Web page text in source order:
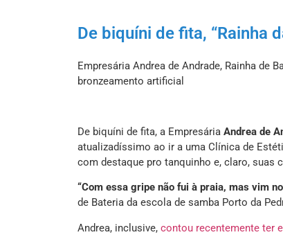
De biquíni de fita, “Rainha
Empresária Andrea de Andrade, Rainha de
bronzeamento artificial
De biquíni de fita, a Empresária Andrea de
atualizadíssimo ao ir a uma Clínica de
com destaque pro tanquinho e, claro, suas
“Com essa gripe não fui à praia, mas vim
de Bateria da escola de samba Porto da
Andrea, inclusive, contou recentemente ter